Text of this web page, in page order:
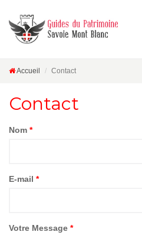
Accueil Contact
Contact
Nom *
E-mail *
Votre Message *